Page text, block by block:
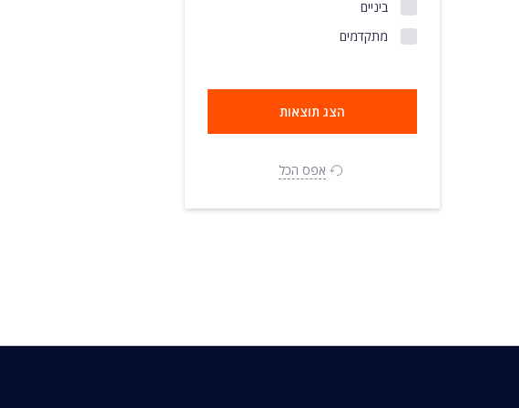
ביניים
מתקדמים
אפס הכל